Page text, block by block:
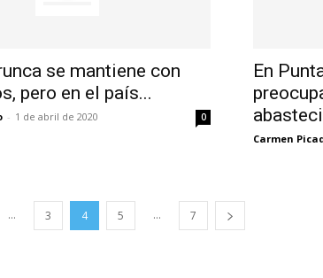
se mantiene con
pero en el país...
- 1 de abril de 2020 0
En
Carmen
... 3 4 5 ... 7